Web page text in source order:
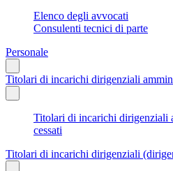
Elenco degli avvocati
Consulenti tecnici di parte
Personale
Titolari di incarichi dirigenziali
Titolari di incarichi dirigenziali
cessati
Titolari di incarichi dirigenziali